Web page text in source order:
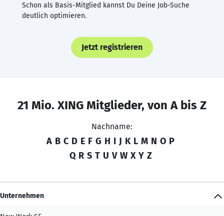
Schon als Basis-Mitglied kannst Du Deine Job-Suche
deutlich optimieren.
Jetzt registrieren
21 Mio. XING Mitglieder, von A bis Z
Nachname:
A B C D E F G H I J K L M N O P
Q R S T U V W X Y Z
Unternehmen